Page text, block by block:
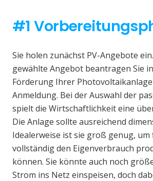
#1
Sie holen zunächst PV-Angebote
gewählte Angebot beantragen Sie
Förderung Ihrer
Anmeldung. Bei der Auswahl der
spielt die Wirtschaftlichkeit eine
Die Anlage sollte ausreichend
Idealerweise ist sie groß genug,
vollständig den Eigenverbrauch
können. Sie könnte auch noch
Strom ins Netz einspeisen, doch